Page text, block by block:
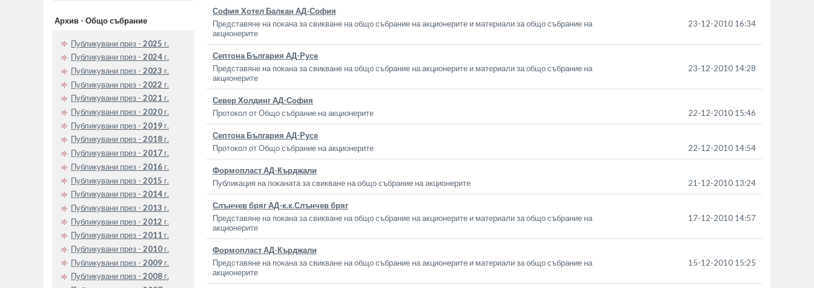
Архив - Общо събрание
Публикувани през - 2025 г.
Публикувани през - 2024 г.
Публикувани през - 2023 г.
Публикувани през - 2022 г.
Публикувани през - 2021 г.
Публикувани през - 2020 г.
Публикувани през - 2019 г.
Публикувани през - 2018 г.
Публикувани през - 2017 г.
Публикувани през - 2016 г.
Публикувани през - 2015 г.
Публикувани през - 2014 г.
Публикувани през - 2013 г.
Публикувани през - 2012 г.
Публикувани през - 2011 г.
Публикувани през - 2010 г.
Публикувани през - 2009 г.
Публикувани през - 2008 г.
София Хотел Балкан АД-София
Представяне на покана за свикване на общо събрание на акционерите и материали за общо събрание на
акционерите
23-12-2010 16:34
Септона България АД-Русе
Представяне на покана за свикване на общо събрание на акционерите и материали за общо събрание на
акционерите
23-12-2010 14:28
Север Холдинг АД-София
Протокол от Общо събрание на акционерите
22-12-2010 15:46
Септона България АД-Русе
Протокол от Общо събрание на акционерите
22-12-2010 14:54
Формопласт АД-Кърджали
Публикация на поканата за свикване на общо събрание на акционерите
21-12-2010 13:24
Слънчев бряг АД-к.к.Слънчев бряг
Представяне на покана за свикване на общо събрание на акционерите и материали за общо събрание на
акционерите
17-12-2010 14:57
Формопласт АД-Кърджали
Представяне на покана за свикване на общо събрание на акционерите и материали за общо събрание на
акционерите
15-12-2010 15:25